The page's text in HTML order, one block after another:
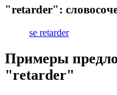
"retarder":
se retarder
Примеры
"retarder"